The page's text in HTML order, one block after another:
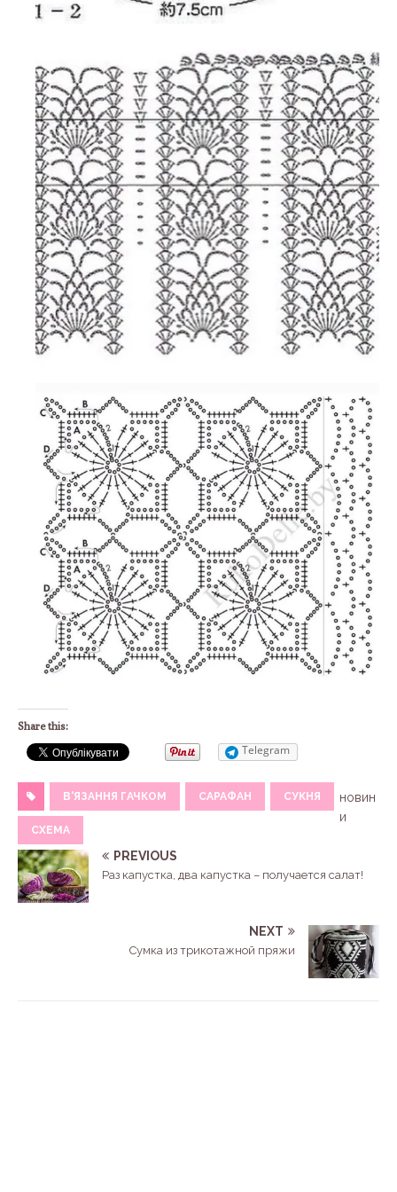
Share this:
Telegram
В'ЯЗАННЯ ГАЧКОМ САРАФАН СУКНЯ
СХЕМА
новин
и
PREVIOUS
Раз капустка, два капустка – получается салат!
NEXT
Сумка из трикотажной пряжи